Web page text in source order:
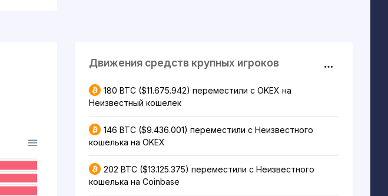
Движения средств крупных игроков
180 BTC ($11.675.942) переместили с OKEX на
Неизвестный кошелек
146 BTC ($9.436.001) переместили с Неизвестного
кошелька на OKEX
202 BTC ($13.125.375) переместили с Неизвестного
кошелька на Coinbase